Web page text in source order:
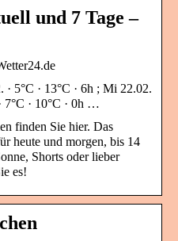
und 7 Tage –
5°C · 13°C · 6h ; Mi 22.02.
7°C · 10°C · 0h …
finden Sie hier. Das
heute und morgen, bis 14
Shorts oder lieber
es!